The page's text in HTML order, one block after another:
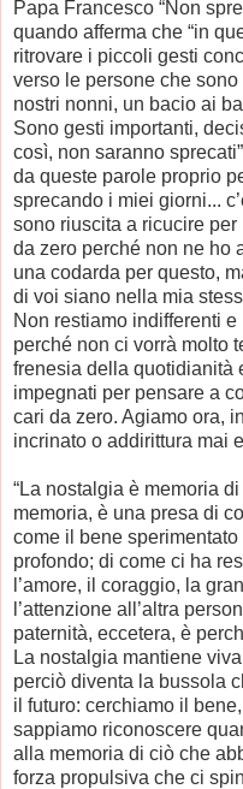
Papa Francesco “Non
quando afferma che “in
ritrovare i piccoli gesti
verso le persone che
nostri nonni, un bacio ai
Sono gesti importanti,
così, non saranno sprecati”
da queste parole proprio
sprecando i miei giorni...
sono riuscita a ricucire
da zero perché non ne ho
una codarda per questo,
di voi siano nella mia
Non restiamo indifferenti
perché non ci vorrà molto
frenesia della quotidianità
impegnati per pensare a
cari da zero. Agiamo ora,
incrinato o addirittura mai
“La nostalgia è memoria
memoria, è una presa di
come il bene
profondo; di come ci ha
l’amore, il coraggio, la
l’attenzione all’altra
paternità, eccetera, è
La nostalgia mantiene
perciò diventa la bussola
il futuro: cerchiamo il
sappiamo riconoscere
alla memoria di ciò che
forza propulsiva che ci